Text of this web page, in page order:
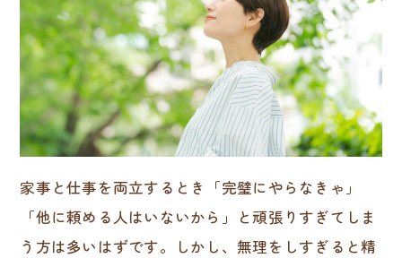
家事と仕事を両立するとき「完璧にやらなきゃ」
「他に頼める人はいないから」と頑張りすぎてしま
う方は多いはずです。しかし、無理をしすぎると精